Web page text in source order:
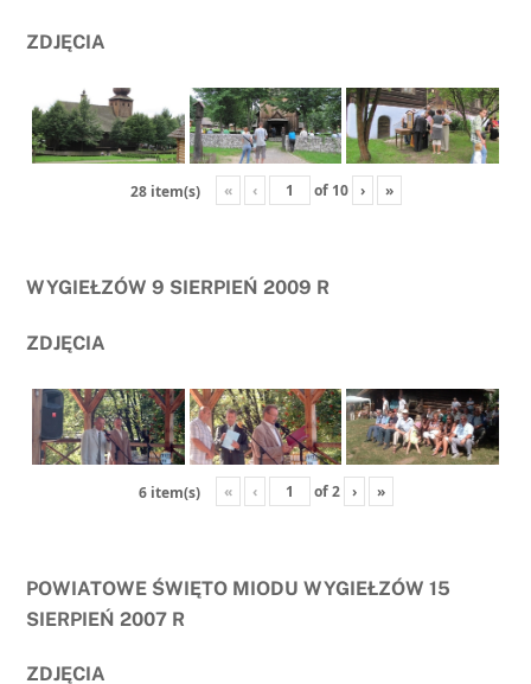
ZDJĘCIA
28 item(s) « ‹ of 10 › »
WYGIEŁZÓW 9 SIERPIEŃ 2009 R
ZDJĘCIA
6 item(s) « ‹ of2 › »
POWIATOWE ŚWIĘTO MIODU WYGIEŁZÓW 15
SIERPIEŃ 2007 R
ZDJĘCIA